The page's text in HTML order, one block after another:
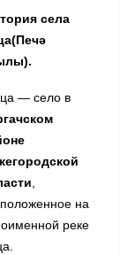
села
— село в
на
реке